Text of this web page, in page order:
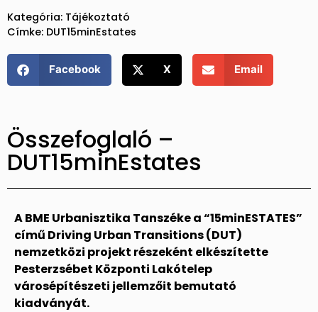
Kategória: Tájékoztató
Címke: DUT15minEstates
Facebook X Email
Összefoglaló –
DUT15minEstates
A BME Urbanisztika Tanszéke a “15minESTATES”
című Driving Urban Transitions (DUT)
nemzetközi projekt részeként elkészítette
Pesterzsébet Központi Lakótelep
városépítészeti jellemzőit bemutató
kiadványát.